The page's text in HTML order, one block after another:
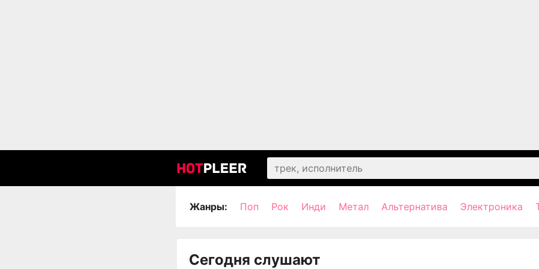
Жанры: Поп Рок Инди Метал Альтернатива Электроника
Сегодня слушают